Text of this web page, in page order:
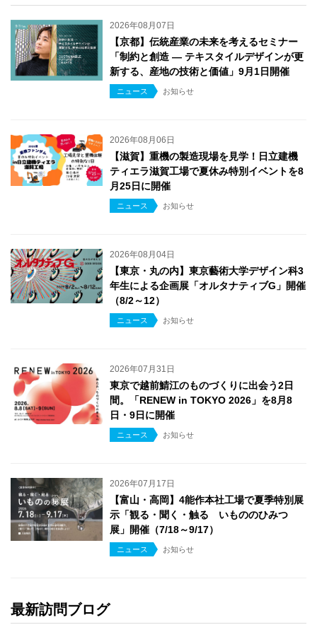
2026年08月07日
【京都】伝統産業の未来を考えるセミナー
「制約と創造 ― テキスタイルデザインが更
新する、産地の技術と価値」9月1日開催
ニュース お知らせ
2026年08月06日
【滋賀】重機の製造現場を見学！日立建機
ティエラ滋賀工場で夏休み特別イベントを8
月25日に開催
ニュース お知らせ
2026年08月04日
【東京・丸の内】東京藝術大学デザイン科3
年生による企画展「オルタナティブG」開催
（8/2～12）
ニュース お知らせ
2026年07月31日
東京で越前鯖江のものづくりに出会う2日
間。「RENEW in TOKYO 2026」を8月8
日・9日に開催
ニュース お知らせ
2026年07月17日
【富山・高岡】4能作本社工場で夏季特別展
示「観る・聞く・触る いもののひみつ
展」開催（7/18～9/17）
ニュース お知らせ
最新訪問ブログ